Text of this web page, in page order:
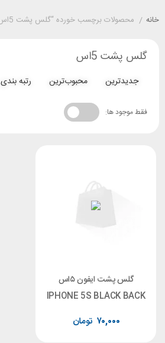
خانه / محصولات برچسب خورده “گلس پشت 5اس”
گلس پشت 5اس
جدیدترین محبوب‌ترین رتبه بندی
فقط موجود ها:
گلس پشت ایفون ۵اس
IPHONE 5S BLACK BACK
تومان ۷۰,۰۰۰